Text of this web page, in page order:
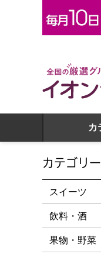
全国の厳選グルメを、
カ
カテゴリ
スイーツ
飲料・酒
果物・野菜